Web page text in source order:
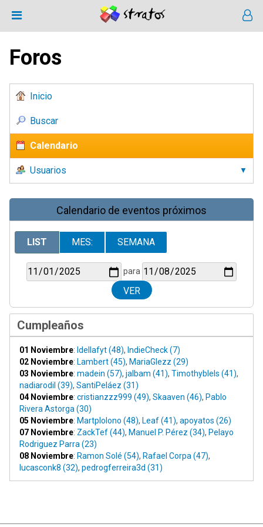
Foros
Inicio
Buscar
Calendario
Usuarios
Calendario de eventos próximos
LIST MES: SEMANA
para
Cumpleaños
01 Noviembre: Idellafyt (48), IndieCheck (7)
02 Noviembre: Lambert (45), MariaGlezz (29)
03 Noviembre: madein (57), jalbam (41), Timothyblels (41),
nadiarodil (39), SantiPeláez (31)
04 Noviembre: cristianzzz999 (49), Skaaven (46), Pablo
Rivera Astorga (30)
05 Noviembre: Martplolono (48), Leaf (41), apoyatos (26)
07 Noviembre: ZackTef (44), Manuel P. Pérez (34), Pelayo
Rodriguez Parra (23)
08 Noviembre: Ramon Solé (54), Rafael Corpa (47),
lucasconk8 (32), pedrogferreira3d (31)